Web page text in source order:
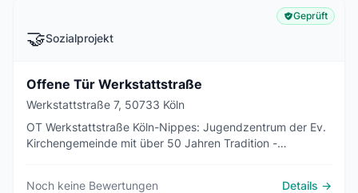
🤝Sozialprojekt
Geprüft
Offene Tür Werkstattstraße
Werkstattstraße 7, 50733 Köln
OT Werkstattstraße Köln-Nippes: Jugendzentrum der Ev.
Kirchengemeinde mit über 50 Jahren Tradition -
Noch keine Bewertungen Details →